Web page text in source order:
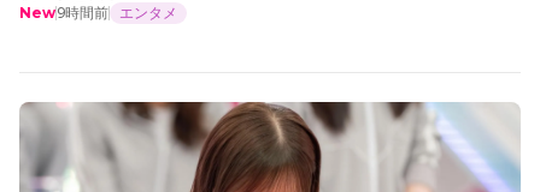
New9時間前 エンタメ